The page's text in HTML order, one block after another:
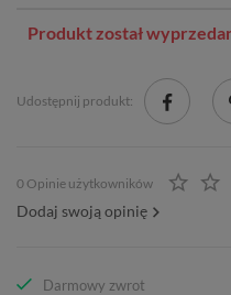
Produkt został
Udostępnij produkt:
0 Opinie użytkowników
Dodaj swoją opinię
Darmowy zwrot